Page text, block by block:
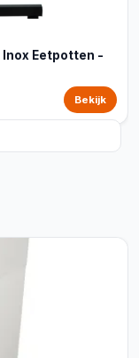
Eetpotten -
Bekijk